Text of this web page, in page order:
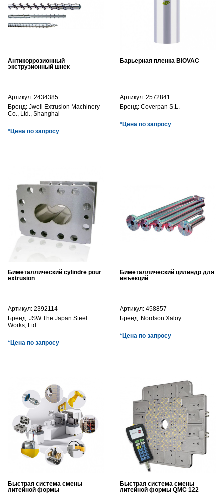
Антикоррозионный
экструзионный шнек
Артикул: 2434385
Бренд: Jwell Extrusion Machinery
Co., Ltd., Shanghai
*Цена по запросу
Барьерная пленка BIOVAC
Артикул: 2572841
Бренд: Coverpan S.L.
*Цена по запросу
Биметаллический cylindre pour
extrusion
Артикул: 2392114
Бренд: JSW The Japan Steel
Works, Ltd.
*Цена по запросу
Биметаллический цилиндр для
инъекций
Артикул: 458857
Бренд: Nordson Xaloy
*Цена по запросу
Быстрая система смены
литейной формы
Быстрая система смены
литейной формы QMC 122